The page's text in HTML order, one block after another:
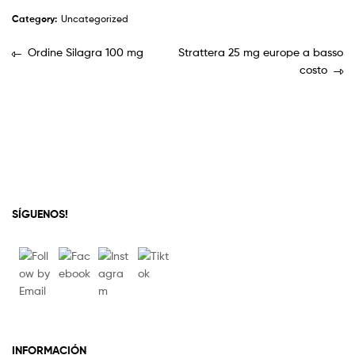
Category: Uncategorized
Ordine Silagra 100 mg
Strattera 25 mg europe a basso
costo
SÍGUENOS!
INFORMACIÓN